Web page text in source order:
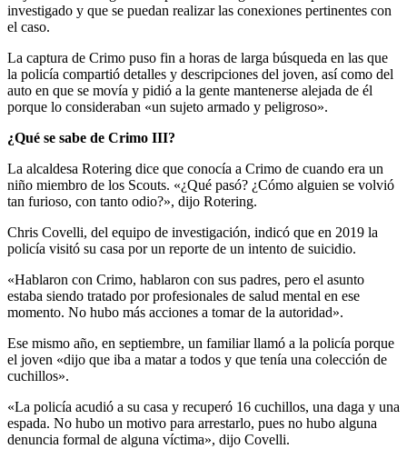
investigado y que se puedan realizar las conexiones pertinentes con
el caso.
La captura de Crimo puso fin a horas de larga búsqueda en las que
la policía compartió detalles y descripciones del joven, así como del
auto en que se movía y pidió a la gente mantenerse alejada de él
porque lo consideraban «un sujeto armado y peligroso».
¿Qué se sabe de Crimo III?
La alcaldesa Rotering dice que conocía a Crimo de cuando era un
niño miembro de los Scouts. «¿Qué pasó? ¿Cómo alguien se volvió
tan furioso, con tanto odio?», dijo Rotering.
Chris Covelli, del equipo de investigación, indicó que en 2019 la
policía visitó su casa por un reporte de un intento de suicidio.
«Hablaron con Crimo, hablaron con sus padres, pero el asunto
estaba siendo tratado por profesionales de salud mental en ese
momento. No hubo más acciones a tomar de la autoridad».
Ese mismo año, en septiembre, un familiar llamó a la policía porque
el joven «dijo que iba a matar a todos y que tenía una colección de
cuchillos».
«La policía acudió a su casa y recuperó 16 cuchillos, una daga y una
espada. No hubo un motivo para arrestarlo, pues no hubo alguna
denuncia formal de alguna víctima», dijo Covelli.